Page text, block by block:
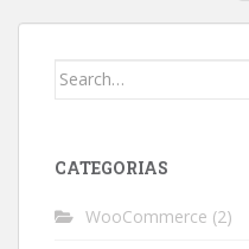
Search
CATEGORIAS
WooCommerce (2)